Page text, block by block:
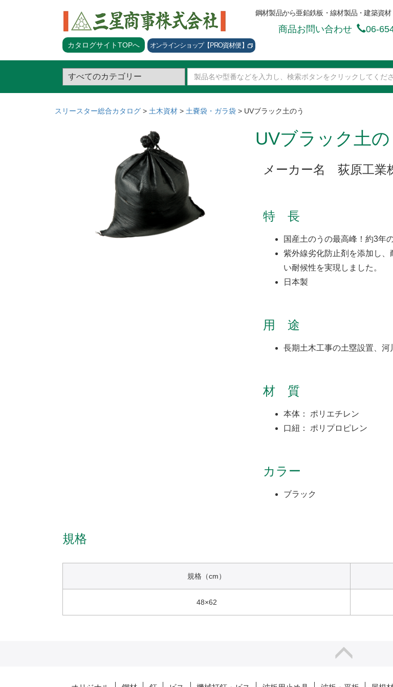
カタログサイトTOPへ オンラインショップ【PRO資材便】
鋼材製品から亜鉛鉄板・線材製品・建築資
商品お問い合わせ 06-
スリースター総合カタログ > 土木資材 > 土嚢袋・ガラ袋 > UVブラック土のう
UVブラック土の
メーカー名 荻原工業
特 長
国産土のうの最高峰！約3年
紫外線劣化防止剤を添加し
い耐候性を実現しました。
日本製
用 途
長期土木工事の土塁設置、河
材 質
本体： ポリエチレン
口紐： ポリプロピレン
カラー
ブラック
規格
規格（cm）
48×62